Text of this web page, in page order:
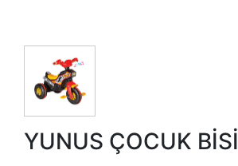
YUNUS ÇOCUK